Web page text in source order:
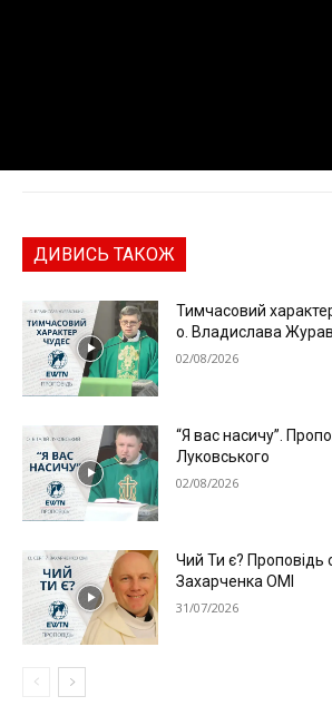
ДИВИСЬ ТАКОЖ
Тимчасовий
о. Владислава
02/08/2026
“Я вас насичу”.
Луковського
02/08/2026
Чий Ти є? Проповідь
Захарченка ОМІ
31/07/2026